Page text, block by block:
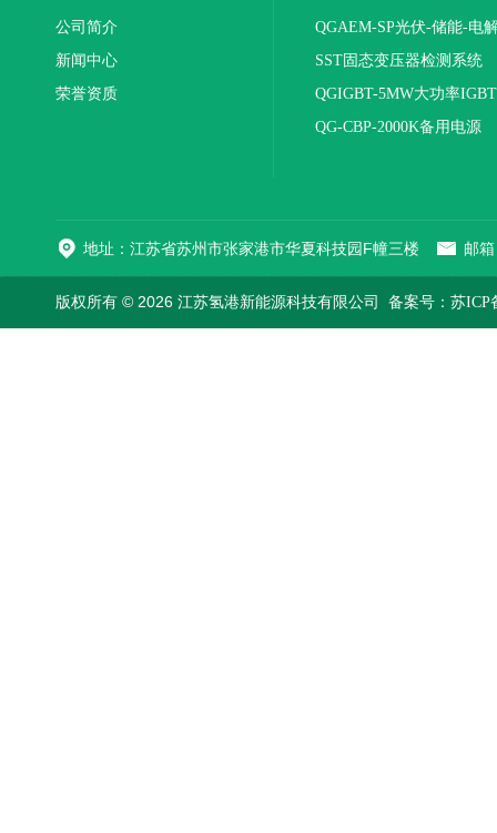
公司简介
新闻中心
荣誉资质
QGAEM-SP光伏-储能-电
体化测试平台
SST固态变压器检测系统
QGIGBT-5MW大功率
电源
QG-CBP-2000K备用电源
地址：江苏省苏州市张家港市华夏科技园F幢三楼 邮
版权所有 © 2026 江苏氢港新能源科技有限公司 备案号：苏ICP